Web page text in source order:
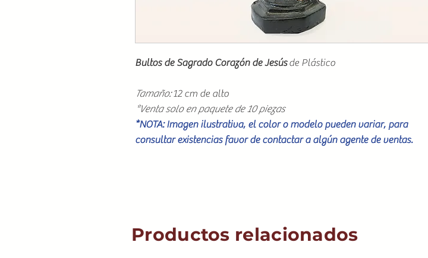
Bultos de Sagrado Corazón de Jesúsde Plástico
Tamaño:12 cm de alto
*Venta solo en paquete de 10 piezas
*NOTA: Imagen ilustrativa, el color o modelo pueden variar, para
consultar existencias favor de contactar a algún agente de ventas.
Productos relacionados